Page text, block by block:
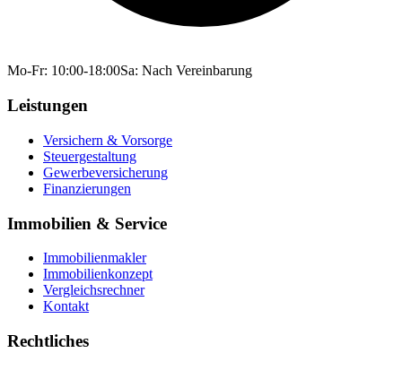
Mo-Fr: 10:00-18:00Sa: Nach Vereinbarung
Leistungen
Versichern & Vorsorge
Steuergestaltung
Gewerbeversicherung
Finanzierungen
Immobilien & Service
Immobilienmakler
Immobilienkonzept
Vergleichsrechner
Kontakt
Rechtliches